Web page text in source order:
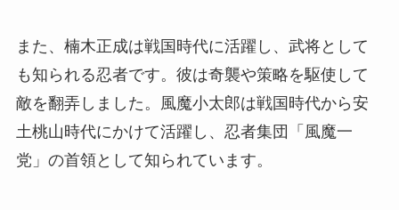
また、楠木正成は戦国時代に活躍し、武将として
も知られる忍者です。彼は奇襲や策略を駆使して
敵を翻弄しました。風魔小太郎は戦国時代から安
土桃山時代にかけて活躍し、忍者集団「風魔一
党」の首領として知られています。